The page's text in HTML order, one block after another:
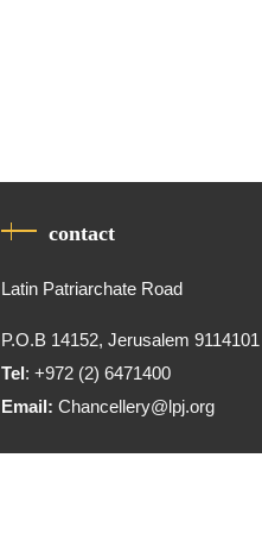
contact
Latin Patriarchate Road
P.O.B 14152, Jerusalem 9114101
Tel: +972 (2) 6471400
Email:Chancellery@lpj.org